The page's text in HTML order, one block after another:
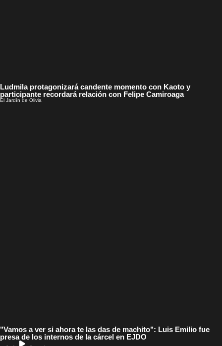
Ludmila protagonizará candente momento con Kaoto y
participante recordará relación con Felipe Camiroaga
El Jardín de Olivia
"Vamos a ver si ahora te las das de machito": Luis Emilio fue
presa de los internos de la cárcel en EJDO